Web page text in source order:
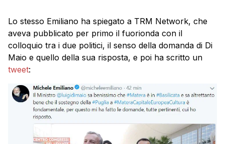
Lo stesso Emiliano ha spiegato a TRM Network, che
aveva pubblicato per primo il fuorionda con il
colloquio tra i due politici, il senso della domanda di Di
Maio e quello della sua risposta, e poi ha scritto un
tweet: